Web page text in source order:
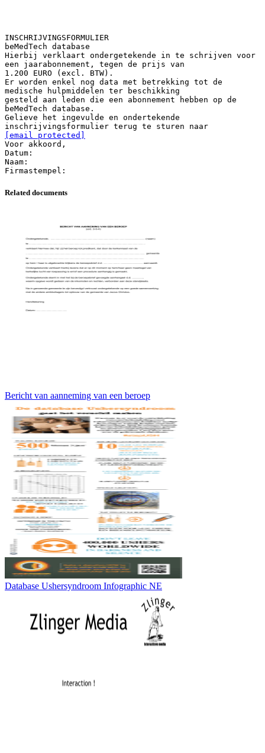
INSCHRIJVINGSFORMULIER
beMedTech database
Hierbij verklaart ondergetekende in te schrijven voor
een jaarabonnement, tegen de prijs van
1.200 EURO (excl. BTW).
Er worden enkel nog data met betrekking tot de
medische hulpmiddelen ter beschikking
gesteld aan leden die een abonnement hebben op de
beMedTech database.
Gelieve het ingevulde en ondertekende
[email protected]
Voor akkoord,
Datum:
Naam:
Related documents
Bericht van aanneming van een beroep
Database Ushersyndroom Infographic NE